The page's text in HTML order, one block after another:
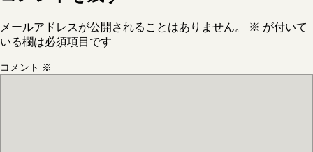
メールアドレスが公開されることはありません。 ※ が付いて
いる欄は必須項目です
コメント ※